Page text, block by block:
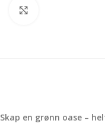
Skap en grønn oase –